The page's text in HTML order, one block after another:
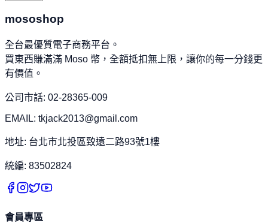
mososhop
全台最優質電子商務平台。
買東西賺滿滿 Moso 幣，全額抵扣無上限，讓你的每一分錢更
有價值。
公司市話: 02-28365-009
EMAIL: tkjack2013@gmail.com
地址: 台北市北投區致遠二路93號1樓
統編: 83502824
會員專區